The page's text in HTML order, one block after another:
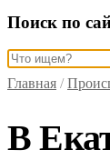
Поиск по
Главная /
В